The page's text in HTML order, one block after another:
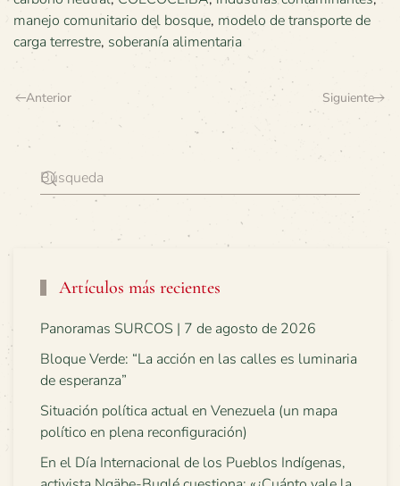
manejo comunitario del bosque, modelo de transporte de
carga terrestre, soberanía alimentaria
Anterior Siguiente
Artículos más recientes
Panoramas SURCOS | 7 de agosto de 2026
Bloque Verde: “La acción en las calles es luminaria
de esperanza”
Situación política actual en Venezuela (un mapa
político en plena reconfiguración)
En el Día Internacional de los Pueblos Indígenas,